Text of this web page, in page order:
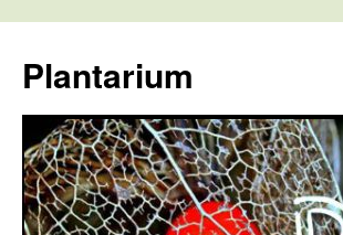
tartalomba
Plantarium